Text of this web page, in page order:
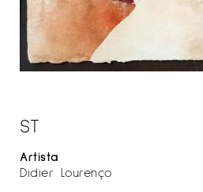
ST
Artista
Didier Lourenço